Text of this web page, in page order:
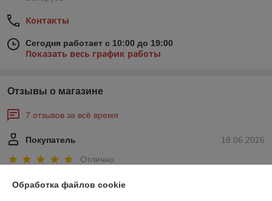
Контакты
Сегодня работает с 10:00 до 19:00
Показать весь график работы
Отзывы о магазине
7 отзывов за всё время
18.06.2026
Покупатель
Отлично
Артём
Обработка файлов cookie